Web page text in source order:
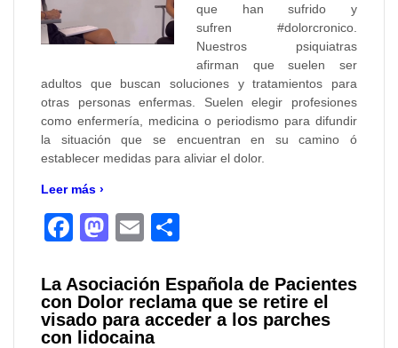
que han sufrido y
sufren #dolorcronico.
Nuestros psiquiatras
afirman que suelen ser
adultos que buscan soluciones y tratamientos para
otras personas enfermas. Suelen elegir profesiones
como enfermería, medicina o periodismo para difundir
la situación que se encuentran en su camino ó
establecer medidas para aliviar el dolor.
Leer más ›
Facebook
Mastodon
Email
La Asociación Española de Pacientes
con Dolor reclama que se retire el
visado para acceder a los parches
con lidocaina